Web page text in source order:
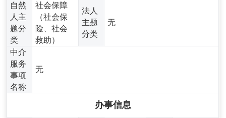
自然
人主
题分
类
社会保障
（社会保
险、社会
救助）
法人
主题
分类
无
中介
服务
事项
名称
无
办事信息